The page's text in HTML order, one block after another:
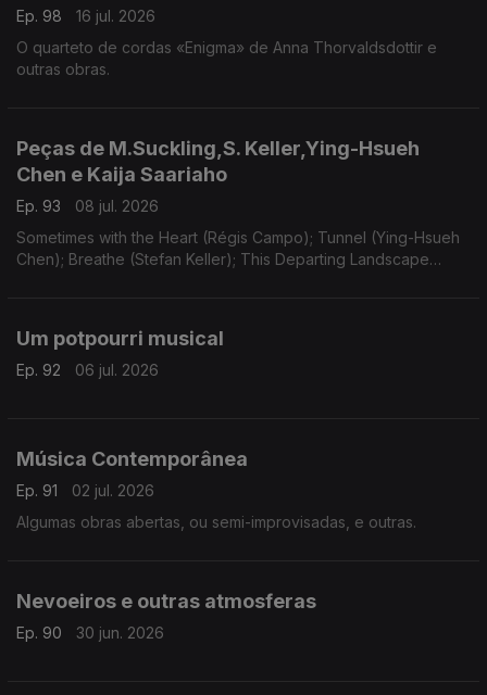
Ep. 98
16 jul. 2026
O quarteto de cordas «Enigma» de Anna Thorvaldsdottir e
outras obras.
Peças de M.Suckling,S. Keller,Ying-Hsueh
Chen e Kaija Saariaho
Ep. 93
08 jul. 2026
Sometimes with the Heart (Régis Campo); Tunnel (Ying-Hsueh
Chen); Breathe (Stefan Keller); This Departing Landscape
Um potpourri musical
Ep. 92 06 jul. 2026
Música Contemporânea
Ep. 91
02 jul. 2026
Algumas obras abertas, ou semi-improvisadas, e outras.
Nevoeiros e outras atmosferas
Ep. 90 30 jun. 2026